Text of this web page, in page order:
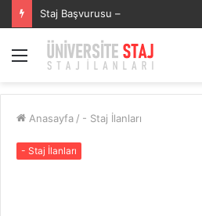
Staj Başvurusu –
Menü
Anasayfa / - Staj İlanları
- Staj İlanları